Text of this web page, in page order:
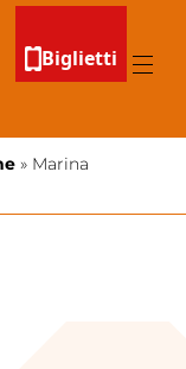
Biglietti
Menu
» Marina